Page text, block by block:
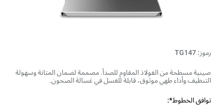
رموز: TG147
صينية مسطحة من الفولاذ المقاوم للصدأ. مصممة لضمان المتانة وسهولة
التنظيف وأداء طهي موثوق، قابلة للغسل في غسالة الصحون.
توافق الخطوط*: